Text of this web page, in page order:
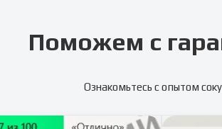
Поможем с
Ознакомьтесь с опытом